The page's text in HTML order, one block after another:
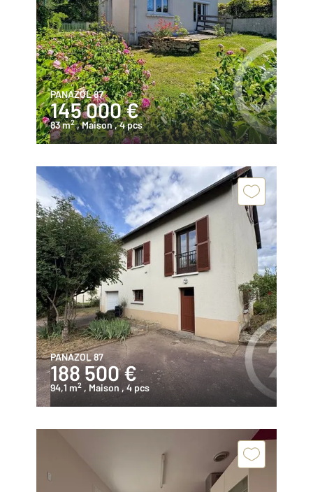
PANAZOL 87
145 000 €
83 m2 , Maison, 4 pcs
PANAZOL 87
188 500 €
94,1 m2 , Maison , 4 pcs